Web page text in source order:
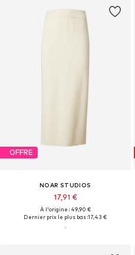
OFFRE
NOAR STUDIOS
17,91 €
À l'origine : 49,90 €
Dernier prix le plus bas :17,43 €